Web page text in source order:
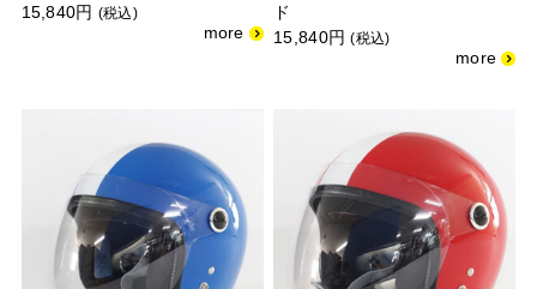
15,840円 (税込)
ド
15,840円(税込)